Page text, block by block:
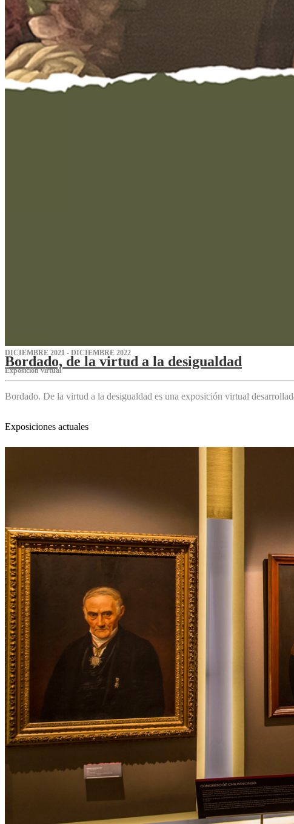
DICIEMBRE 2021 - DICIEMBRE 2022
Bordado, de la virtud a la desigualdad
Exposición virtual‌
Bordado. De la virtud a la desigualdad es una exposición virtual
Exposiciones actuales